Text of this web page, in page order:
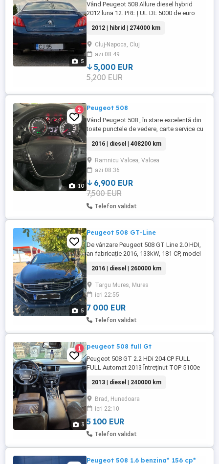
5
Vând Peugeot 508 Allure diesel hybrid
2012 luna 12. PREȚUL DE 5000 de euro
Model: Peugeot 508 Hybrid4 An fabricație:
2012 Motorizare: 2.0 HDi diesel hybrid,
200 CP Transmisie: Automată Tracțiune:
Integrală (AWD - Hybrid4) Kilometraj:
272xxx Combustibil: Diesel ...
2012 | hibrid | 274000 km
Cluj-Napoca, Cluj
azi 08:49
5,000 EUR
5,200 EUR
10
2 Peugeot 508
Vând Peugeot 508 , în stare excelentă din
toate punctele de vedere, carte service cu
reprezentanta Peugeot, km sunt mai mult
decât reali, iar pentru alte informații vă
stau la dispoziție la numărul de telefon .
2016 | diesel | 408200 km
Ramnicu Valcea, Valcea
azi 08:36
6,900 EUR
7,500 EUR
Telefon validat
5
Peugeot 508 GT-Line
De vânzare Peugeot 508 GT Line 2.0 HDI,
an fabricație 2016, 133kW, 181 CP, model
Lenovo after-market cu android, senzori
parcare, bluetooth, încălzire scaune față,
masaj șofer, dublu climatronic, trapă
panoramică, cameră frontală trafic, cruise
control, start-stop, ...
2016 | diesel | 260000 km
Targu Mures, Mures
ieri 22:55
7 000 EUR
Telefon validat
3
1 peugeot 508 full Gt
Peugeot 508 GT 2.2 HDi 204 CP FULL
FULL Automat 2013 Întreținut TOP 5100e
elegantă și extrem de confortabilă, acest
Peugeot 508 GT este alegerea ideală.
Vorbim de vârful de gamă, cu motorul 2.2
HDi de 204 CP + cutie automată
combinație rară și foarte ...
2013 | diesel | 240000 km
Brad, Hunedoara
ieri 22:10
5 100 EUR
Telefon validat
Peugeot 508 1.6 benzina* 156 cp*